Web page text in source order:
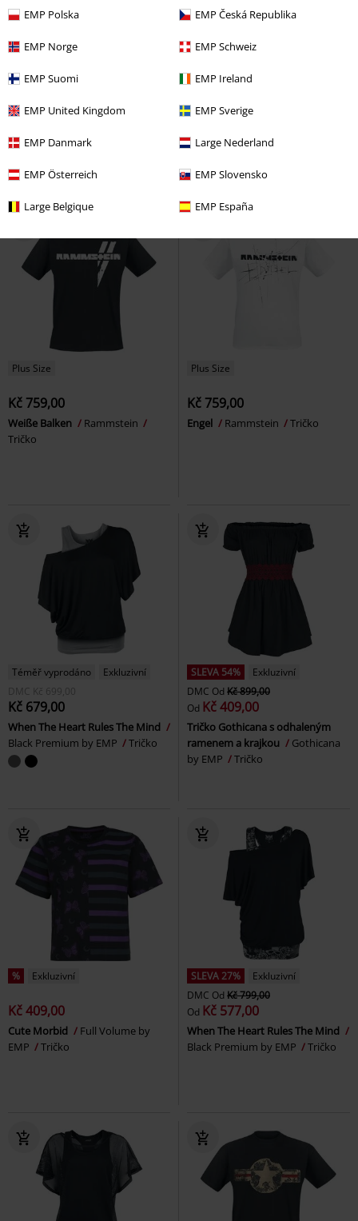
EMP Polska EMP Česká Republika
EMP Norge EMP Schweiz
EMP Suomi EMP Ireland
EMP United Kingdom EMP Sverige
EMP Danmark Large Nederland
EMP Österreich EMP Slovensko
Large Belgique EMP España
DMC Od Kč 999,00
EMP Signature Collection
Metallica
Batik T-Shirt with Runes
Premium by EMP
Plus Size
Kč 759,00
Weiße Balken
Rammstein
Tričko
Plus Size
Kč 759,00
Engel Rammstein Tričko
Téměř vyprodáno
Exkluzivní
DMC
Kč 699,00
Kč 679,00
When The Heart Rules The Mind
Black Premium by EMP
Tričko
SLEVA 54%
Exkluzivní
DMC Od Kč 899,00
Od Kč 409,00
Tričko Gothicana s odhaleným
ramenem a krajkou
Gothicana
by EMP
Tričko
% Exkluzivní
Kč 409,00
Cute Morbid
Full Volume by
EMP
Tričko
SLEVA 27%
Exkluzivní
DMC Od Kč 799,00
Od Kč 577,00
When The Heart Rules The Mind
Black Premium by EMP
Tričko